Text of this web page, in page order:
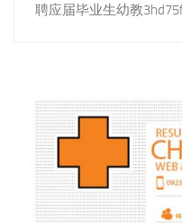
聘应届毕业生幼教